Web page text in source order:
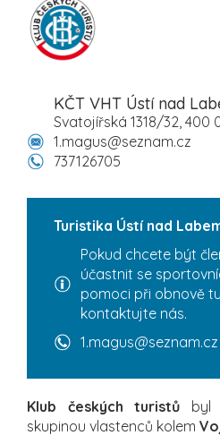
KČT VHT Ústí nad
Svatojířská 1318/32, 400
1.magus@seznam.cz
737126705
Turistika Ústí nad
Pokud chcete být
účastnit se
pomoci při obnově
kontaktujte nás.
1.magus@seznam.cz
Klub českých turistů byl
skupinou vlastenců kolem